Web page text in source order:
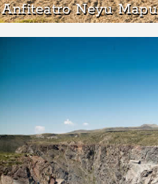
Anfiteatro Neyu Mapu